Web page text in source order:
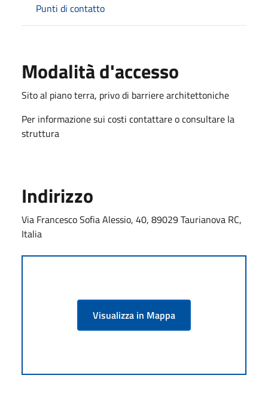
Punti di contatto
Modalità d'accesso
Sito al piano terra, privo di barriere architettoniche
Per informazione sui costi contattare o consultare la
struttura
Indirizzo
Via Francesco Sofia Alessio, 40, 89029 Taurianova RC,
Italia
Visualizza in Mappa